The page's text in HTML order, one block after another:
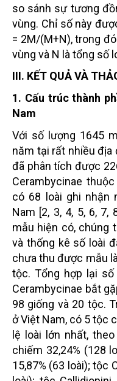
so sánh sự tương
vùng. Chỉ số này
= 2M/(M+N), trong
vùng và N là tổng số
III. KẾT QUẢ VÀ
1. Cấu trúc thành
Nam
Với số lượng 1645
năm tại rất nhiều
đã phân tích được
Cerambycinae
có 68 loài ghi nhận
Nam [2, 3, 4, 5, 6,
mẫu hiện có, chúng
và thống kê số loài
chưa thu được mẫu
tộc. Tổng hợp lại
Cerambycinae bắt
98 giống và 20 tộc.
ở Việt Nam, có 5 tộc
lệ loài lớn nhất,
chiếm 32,24% (128
15,87% (63 loài); tộc